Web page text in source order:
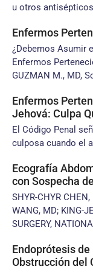
u otros
Enfermos
¿Debemos Asumir
Enfermos
GUZMAN M., MD,
Enfermos
Jehová: Culpa
El Código Penal
culposa cuando el
Ecografía
con Sospecha
SHYR-CHYR
WANG, MD; KING-
SURGERY,
Endoprótesis
Obstrucción del